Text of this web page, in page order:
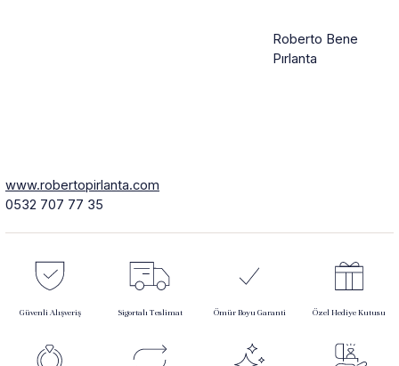
Roberto Bene
Pırlanta
www.robertopirlanta.com
0532 707 77 35
Güvenli Alışveriş Sigortalı Teslimat Ömür Boyu Garanti Özel Hediye Kutusu